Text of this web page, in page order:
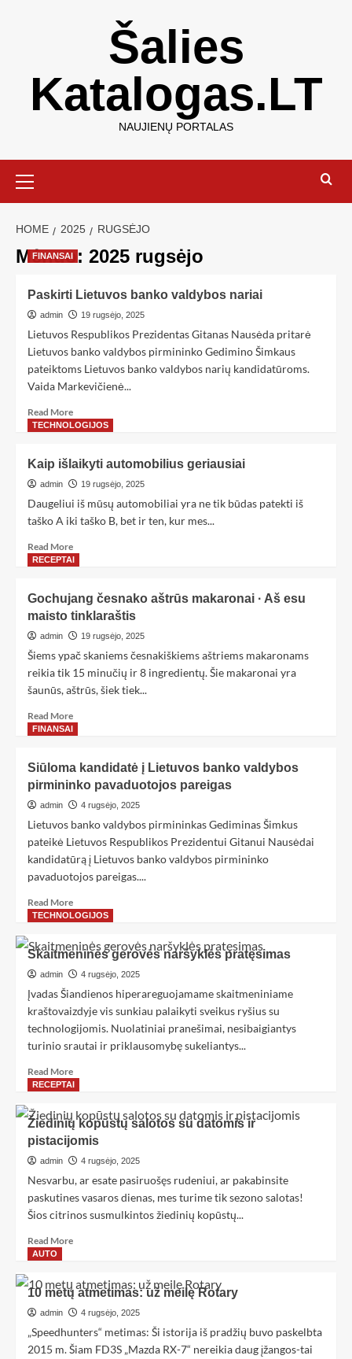
Šalies
Katalogas.LT
NAUJIENŲ PORTALAS
HOME 2025 RUGSĖJO
Mėnuo: 2025 rugsėjo
FINANSAI
Paskirti Lietuvos banko valdybos nariai
admin 19 rugsėjo, 2025
Lietuvos Respublikos Prezidentas Gitanas Nausėda pritarė
Lietuvos banko valdybos pirmininko Gedimino Šimkaus
pateiktoms Lietuvos banko valdybos narių kandidatūroms.
Vaida Markevičienė...
Read More
TECHNOLOGIJOS
Kaip išlaikyti automobilius geriausiai
admin 19 rugsėjo, 2025
Daugeliui iš mūsų automobiliai yra ne tik būdas patekti iš
taško A iki taško B, bet ir ten, kur mes...
Read More
RECEPTAI
Gochujang česnako aštrūs makaronai · Aš esu
maisto tinklaraštis
admin 19 rugsėjo, 2025
Šiems ypač skaniems česnakiškiems aštriems makaronams
reikia tik 15 minučių ir 8 ingredientų. Šie makaronai yra
šaunūs, aštrūs, šiek tiek...
Read More
FINANSAI
Siūloma kandidatė į Lietuvos banko valdybos
pirmininko pavaduotojos pareigas
admin 4 rugsėjo, 2025
Lietuvos banko valdybos pirmininkas Gediminas Šimkus
pateikė Lietuvos Respublikos Prezidentui Gitanui Nausėdai
kandidatūrą į Lietuvos banko valdybos pirmininko
pavaduotojos pareigas....
Read More
TECHNOLOGIJOS
Skaitmeninės gerovės naršyklės pratęsimas
admin 4 rugsėjo, 2025
Įvadas Šiandienos hiperareguojamame skaitmeniniame
kraštovaizdyje vis sunkiau palaikyti sveikus ryšius su
technologijomis. Nuolatiniai pranešimai, nesibaigiantys
turinio srautai ir priklausomybę sukeliantys...
Read More
RECEPTAI
Žiedinių kopūstų salotos su datomis ir
pistacijomis
admin 4 rugsėjo, 2025
Nesvarbu, ar esate pasiruošęs rudeniui, ar pakabinsite
paskutines vasaros dienas, mes turime tik sezono salotas!
Šios citrinos susmulkintos žiedinių kopūstų...
Read More
AUTO
10 metų atmetimas: už meilę Rotary
admin 4 rugsėjo, 2025
„Speedhunters“ metimas: Ši istorija iš pradžių buvo paskelbta
2015 m. Šiam FD3S „Mazda RX-7“ nereikia daug įžangos-tai